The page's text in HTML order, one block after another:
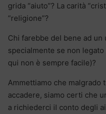
grida “aiuto”? La carità
“religione”?
Chi farebbe del bene ad un
specialmente se non
qui non è sempre facile)?
Ammettiamo che malgrado
accadere, siamo certi che
a richiederci il conto degli